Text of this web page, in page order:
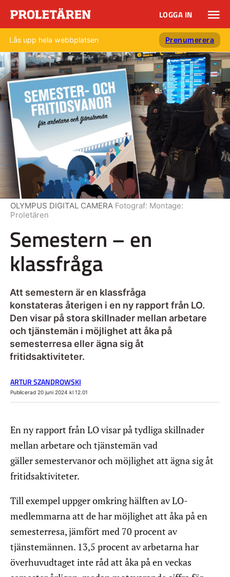
LOGGA IN
Lås upp hela webbplatsen Prenumerera
Semestern – en
klassfråga
Att semestern är en klassfråga
konstateras återigen i en ny rapport från LO.
Den visar på stora skillnader mellan arbetare
och tjänstemän i möjlighet att åka på
semesterresa eller ägna sig åt
fritidsaktiviteter.
OLYMPUS DIGITAL CAMERA Fotograf: Montage:
Proletären
ARTUR SZANDROWSKI
Publicerad 20 juni 2024 kl 12.01
En ny rapport från LO visar på tydliga skillnader
mellan arbetare och tjänstemän vad
gäller semestervanor och möjlighet att ägna sig åt
fritidsaktiviteter.
Till exempel uppger omkring hälften av LO-
medlemmarna att de har möjlighet att åka på en
semesterresa, jämfört med 70 procent av
tjänstemännen. 13,5 procent av arbetarna har
överhuvudtaget inte råd att åka på en veckas